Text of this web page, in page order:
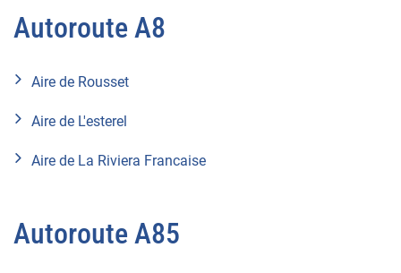
Autoroute A8
Aire de Rousset
Aire de L'esterel
Aire de La Riviera Francaise
Autoroute A85